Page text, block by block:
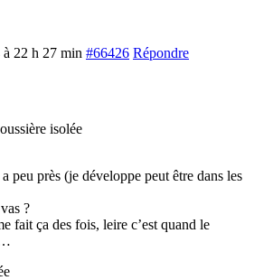
22 h 27 min #66426 Répondre
isolée
peu près (je développe peut être dans les
?
fait ça des fois, leire c’est quand le